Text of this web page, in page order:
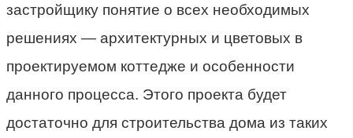
застройщику понятие о всех необходимых
решениях — архитектурных и цветовых в
проектируемом коттедже и особенности
данного процесса. Этого проекта будет
достаточно для строительства дома из таких